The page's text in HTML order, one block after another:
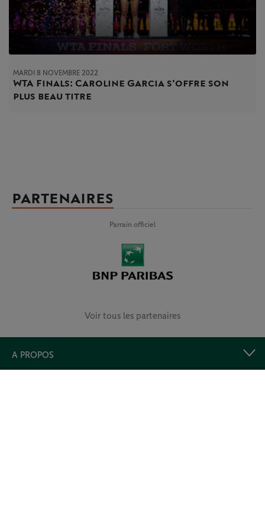
MARDI 8 NOVEMBRE 2022
WTA Finals: Caroline Garcia s'offre son
plus beau titre
PARTENAIRES
Parrain officiel
Voir tous les partenaires
A PROPOS